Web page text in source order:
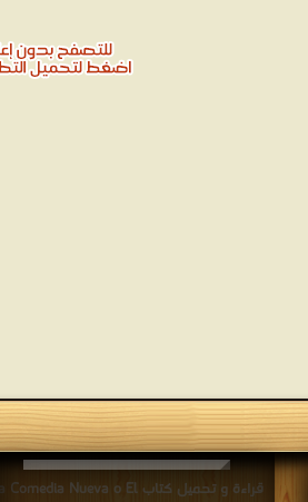
قراءة و تحميل كتاب La Comedia Nueva o El